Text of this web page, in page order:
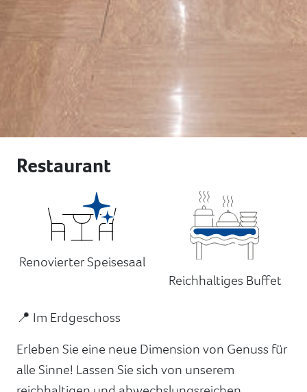
Restaurant
Renovierter Speisesaal
Reichhaltiges Buffet
📍 Im Erdgeschoss
Erleben Sie eine neue Dimension von Genuss für
alle Sinne! Lassen Sie sich von unserem